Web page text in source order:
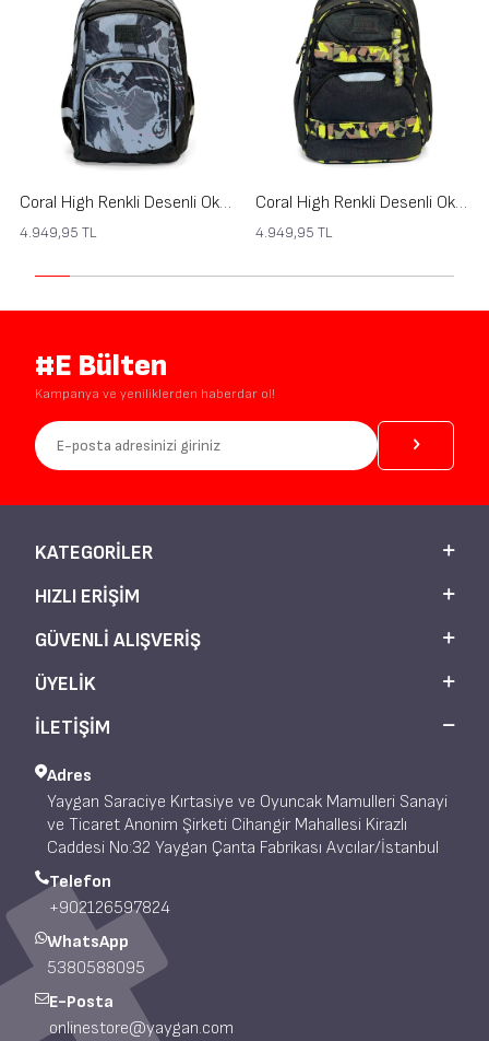
Coral High Renkli Desenli Okul Sırt Çantası 24449
4.949,95 TL
Coral High Renkli Desenli Okul Sırt Çantası 24448
4.949,95 TL
#E Bülten
Kampanya ve yeniliklerden haberdar ol!
KATEGORILER
HIZLI ERIŞIM
GÜVENLI ALIŞVERIŞ
ÜYELIK
İLETİŞİM
Adres
Yaygan Saraciye Kırtasiye ve Oyuncak Mamulleri Sanayi
ve Ticaret Anonim Şirketi Cihangir Mahallesi Kirazlı
Caddesi No:32 Yaygan Çanta Fabrikası Avcılar/İstanbul
Telefon
+902126597824
WhatsApp
5380588095
E-Posta
onlinestore@yaygan.com